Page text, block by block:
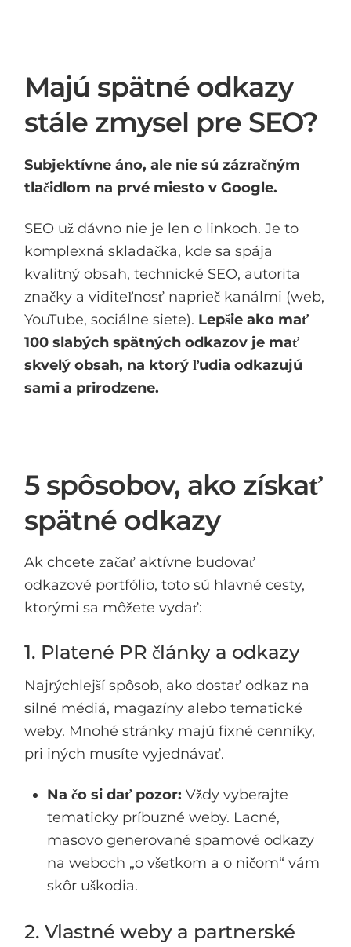
Majú spätné odkazy
stále zmysel pre SEO?
Subjektívne áno, ale nie sú zázračným
tlačidlom na prvé miesto v Google.
SEO už dávno nie je len o linkoch. Je to
komplexná skladačka, kde sa spája
kvalitný obsah, technické SEO, autorita
značky a viditeľnosť naprieč kanálmi (web,
YouTube, sociálne siete). Lepšie ako mať
100 slabých spätných odkazov je mať
skvelý obsah, na ktorý ľudia odkazujú
sami a prirodzene.
5 spôsobov, ako získať
spätné odkazy
Ak chcete začať aktívne budovať
odkazové portfólio, toto sú hlavné cesty,
ktorými sa môžete vydať:
1. Platené PR články a odkazy
Najrýchlejší spôsob, ako dostať odkaz na
silné médiá, magazíny alebo tematické
weby. Mnohé stránky majú fixné cenníky,
pri iných musíte vyjednávať.
Na čo si dať pozor: Vždy vyberajte
tematicky príbuzné weby. Lacné,
masovo generované spamové odkazy
na weboch „o všetkom a o ničom“ vám
skôr uškodia.
2. Vlastné weby a partnerské